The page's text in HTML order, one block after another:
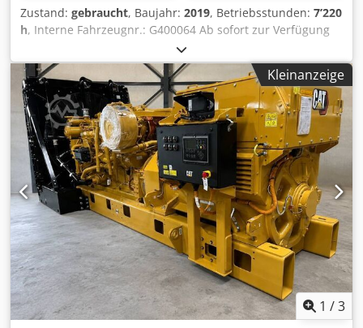
Zustand: gebraucht, Baujahr: 2019, Betriebsstunden: 7’220
h, Interne Fahrzeugnr.: G400064 Ab sofort zur Verfügung
auf unserem Hof in Kaufungen Mehr INFO unter: * Golec
Nutzfahrzeuge GmbH (Deutsch, English, Bulgarisch,
Russisch) * Viktoria Sologubova (Polnisch, Russisch,
Ukrainisch, English) CATERPILLAR 320 Kettenbagger
Baujahr 2019 7.220 h 22.100 Tonnen
Finanzierungsbeispiel: * Interne Nummer: G400064
* Kaufpreis: 79.900,00 ¤ * Anzahlung:
10% * Laufzeit: 60 * Monatliche Rate: 1.199,02 ¤
Restwert: 15.380,00 ¤ Wenn das Angebot Ihnen zusagt
oder dieses nach Ihren Bedürfnissen anpassen wollen,
kontaktieren Sie uns unter Hr. Enchev). Wir freuen uns auf
Ihren Anruf Irrtümer vorbehalten Gerne nehmen wir
Ihr gebrauchtes Fahrzeug in Zahlung. Credpfoyvmz Tox
Afdef Finanzierung direkt bei uns im Hause möglich.
GOLEC NUTZFAHRZEUGE GMBH Wir sprechen: Deutsch,
English, Spanish, Polnisch, Ukrainisch, Russisch,
Bulgarisch. ----.
Kleinanzeige
1 /3